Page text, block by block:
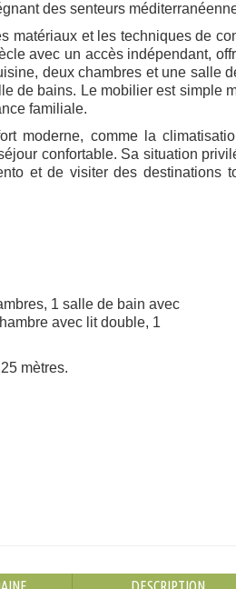
des senteurs
matériaux et les techniques de
avec un accès indépendant,
deux chambres et une salle
de bains. Le mobilier est simple
familiale.
moderne, comme la
confortable. Sa situation
et de visiter des destinations
1 salle de bain avec
avec lit double, 1
mètres.